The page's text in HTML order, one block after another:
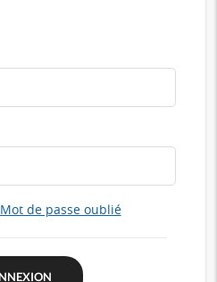
Mot de passe oublié